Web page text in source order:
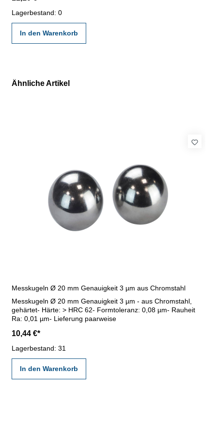
Lagerbestand: 0
In den Warenkorb
Produktgalerie überspringen
Ähnliche Artikel
Messkugeln Ø 20 mm Genauigkeit 3 µm aus Chromstahl
Messkugeln Ø 20 mm Genauigkeit 3 µm - aus Chromstahl,
gehärtet- Härte: > HRC 62- Formtoleranz: 0,08 µm- Rauheit
Ra: 0,01 µm- Lieferung paarweise
10,44 €*
Lagerbestand: 31
In den Warenkorb